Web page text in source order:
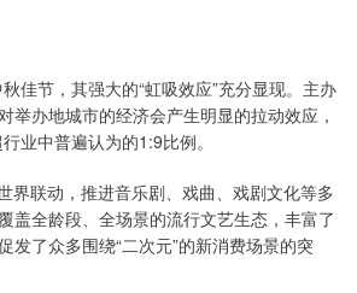
佳节，其强大的“虹吸效应”充分显现。主办
举办地城市的经济会产生明显的拉动效应，
业中普遍认为的1:9比例。
界联动，推进音乐剧、戏曲、戏剧文化等多
盖全龄段、全场景的流行文艺生态，丰富了
发了众多围绕“二次元”的新消费场景的突